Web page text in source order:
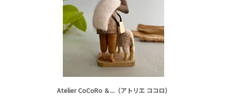
Atelier CoCoRo ＆...（アトリエ ココロ）